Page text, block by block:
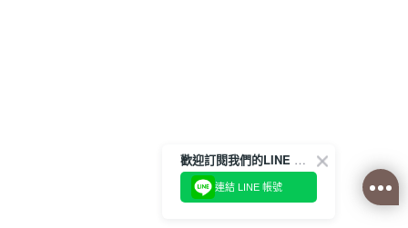
歡迎訂閱我們的LINE 官方帳號
連結 LINE 帳號